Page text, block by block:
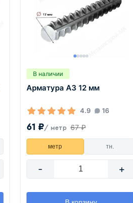
В наличии
Арматура А3 12 мм
4.9 16
61 ₽/ метр 67 ₽
метр тн.
- +